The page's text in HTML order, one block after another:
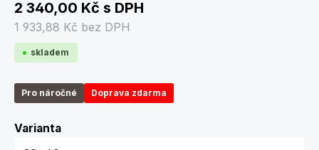
2 340,00 Kč s DPH
1 933,88 Kč bez DPH
skladem
Pro náročné Doprava zdarma
VariantaZvolte variantu